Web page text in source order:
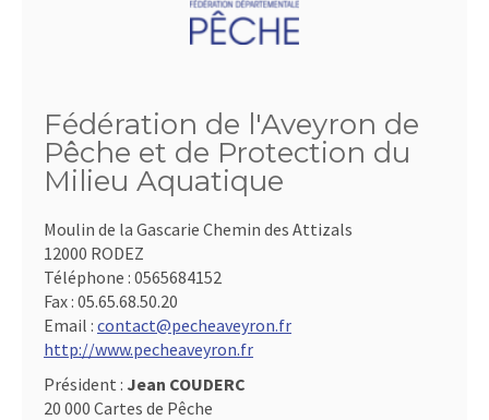
Fédération de l'Aveyron de
Pêche et de Protection du
Milieu Aquatique
Moulin de la Gascarie Chemin des Attizals
12000 RODEZ
Téléphone : 0565684152
Fax : 05.65.68.50.20
Email : contact@pecheaveyron.fr
http://www.pecheaveyron.fr
Président : Jean COUDERC
20 000 Cartes de Pêche